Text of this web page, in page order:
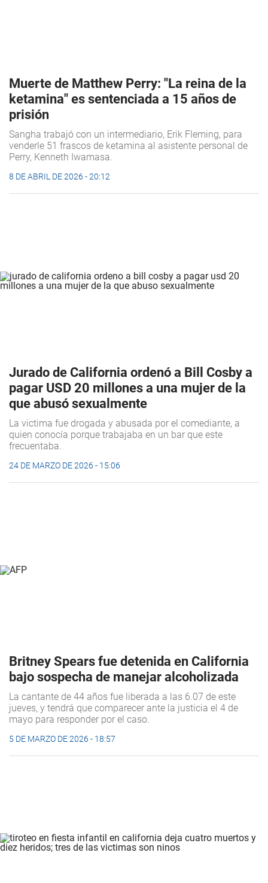
Muerte de Matthew Perry: "La reina de la
ketamina" es sentenciada a 15 años de
prisión
Sangha trabajó con un intermediario, Erik Fleming, para
venderle 51 frascos de ketamina al asistente personal de
Perry, Kenneth Iwamasa.
8 DE ABRIL DE 2026 - 20:12
Jurado de California ordenó a Bill Cosby a
pagar USD 20 millones a una mujer de la
que abusó sexualmente
La victima fue drogada y abusada por el comediante, a
quien conocía porque trabajaba en un bar que este
frecuentaba.
24 DE MARZO DE 2026 - 15:06
Britney Spears fue detenida en California
bajo sospecha de manejar alcoholizada
La cantante de 44 años fue liberada a las 6.07 de este
jueves, y tendrá que comparecer ante la justicia el 4 de
mayo para responder por el caso.
5 DE MARZO DE 2026 - 18:57